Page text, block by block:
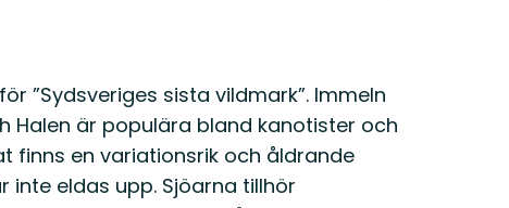
”Sydsveriges sista vildmark”. Immeln
Halen är populära bland kanotister och
finns en variationsrik och åldrande
inte eldas upp. Sjöarna tillhör